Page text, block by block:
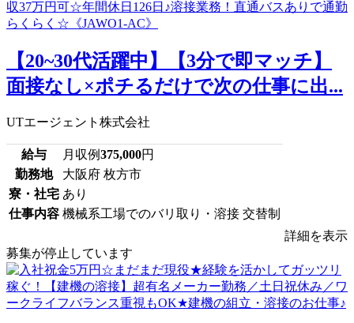
【20~30代活躍中】【3分で即マッチ】
面接なし×ポチるだけで次の仕事に出...
UTエージェント株式会社
給与 月収例375,000円
勤務地
大阪府 枚方市
寮・社宅 あり
仕事内容 機械系工場でのバリ取り・溶接 交替制
詳細を表示
募集が停止しています